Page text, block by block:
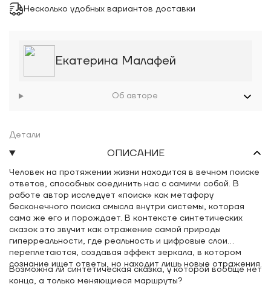
Несколько удобных вариантов доставки
Екатерина Малафей
Об авторе
Детали
ОПИСАНИЕ
Человек на протяжении жизни находится в вечном поиске
ответов, способных соединить нас с самими собой. В
работе автор исследует «поиск» как метафору
бесконечного поиска смысла внутри системы, которая
сама же его и порождает. В контексте синтетических
сказок это звучит как отражение самой природы
гиперреальности, где реальность и цифровые слои
переплетаются, создавая эффект зеркала, в котором
сознание ищет ответы, но находит лишь новые отражения.
Возможна ли синтетическая сказка, у которой вообще нет
конца, а только меняющиеся маршруты?